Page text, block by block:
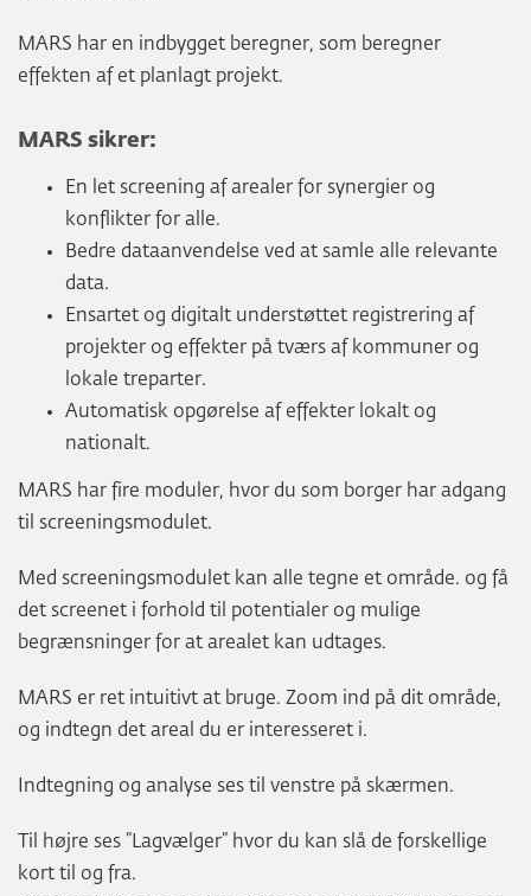
MARS har en indbygget beregner, som beregner
effekten af et planlagt projekt.
MARS sikrer:
En let screening af arealer for synergier og
konflikter for alle.
Bedre dataanvendelse ved at samle alle relevante
data.
Ensartet og digitalt understøttet registrering af
projekter og effekter på tværs af kommuner og
lokale treparter.
Automatisk opgørelse af effekter lokalt og
nationalt.
MARS har fire moduler, hvor du som borger har adgang
til screeningsmodulet.
Med screeningsmodulet kan alle tegne et område. og få
det screenet i forhold til potentialer og mulige
begrænsninger for at arealet kan udtages.
MARS er ret intuitivt at bruge. Zoom ind på dit område,
og indtegn det areal du er interesseret i.
Indtegning og analyse ses til venstre på skærmen.
Til højre ses ”Lagvælger” hvor du kan slå de forskellige
kort til og fra.